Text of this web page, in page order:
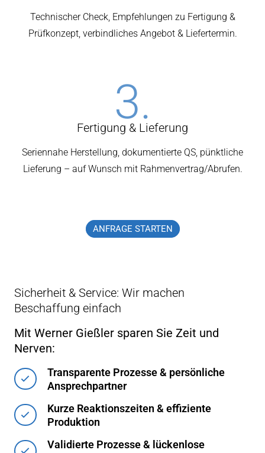
Technischer Check, Empfehlungen zu Fertigung &
Prüfkonzept, verbindliches Angebot & Liefertermin.
3.
Fertigung & Lieferung
Seriennahe Herstellung, dokumentierte QS, pünktliche
Lieferung – auf Wunsch mit Rahmenvertrag/Abrufen.
ANFRAGE STARTEN
Sicherheit & Service: Wir machen
Beschaffung einfach
Mit Werner Gießler sparen Sie Zeit und
Nerven:
Transparente Prozesse & persönliche
Ansprechpartner
Kurze Reaktionszeiten & effiziente
Produktion
Validierte Prozesse & lückenlose